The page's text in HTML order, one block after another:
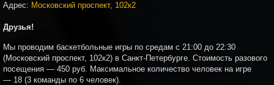
Адрес: Московский проспект, 102к2
Друзья!
Мы проводим баскетбольные игры по средам с 21:00 до 22:30
(Московский проспект, 102к2) в Санкт-Петербурге. Стоимость разового
посещения — 450 руб. Максимальное количество человек на игре
— 18 (3 команды по 6 человек).